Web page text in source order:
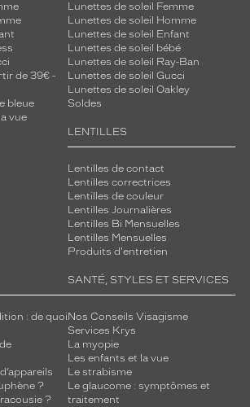
de 39€ -
bleue
vue
Lunettes de soleil Femme
Lunettes de soleil Homme
Lunettes de soleil Enfant
Lunettes de soleil bébé
Lunettes de soleil Ray-Ban
Lunettes de soleil Gucci
Lunettes de soleil Oakley
Soldes
LENTILLES
Lentilles de contact
Lentilles correctrices
Lentilles de couleur
Lentilles Journalières
Lentilles Bi Mensuelles
Lentilles Mensuelles
Produits d'entretien
: de quoi
?
?
SANTÉ, STYLES ET SERVICES
Nos Conseils Visagisme
Services Krys
La myopie
Les enfants et la vue
Le strabisme
Le glaucome : symptômes et
traitement